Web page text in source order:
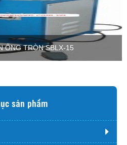
ỐNG TRÒN SBLX-15
sản phẩm